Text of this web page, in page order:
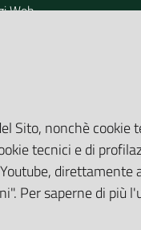
Web
Sito, nonchè
tecnici e di
Per saperne di più